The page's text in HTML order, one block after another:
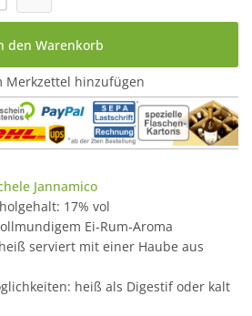
den Warenkorb
Merkzettel hinzufügen
Jannamico
17% vol
Ei-Rum-Aroma
serviert mit einer Haube aus
heiß als Digestif oder kalt